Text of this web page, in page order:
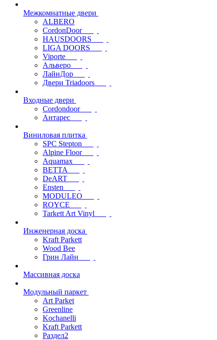
Межкомнатные двери
ALBERO
CordonDoor
HAUSDOORS
LIGA DOORS
Viporte
Альверо
ЛайнДор
Двери Triadoors
Входные двери
Cordondoor
Антарес
Виниловая плитка
SPC Stepton
Alpine Floor
Aquamax
BETTA
DeART
Ensten
MODULEO
ROYCE
Tarkett Art Vinyl
Инженерная доска
Kraft Parkett
Wood Bee
Грин Лайн
Массивная доска
Модульный паркет
Art Parket
Greenline
Kochanelli
Kraft Parkett
Раздел2